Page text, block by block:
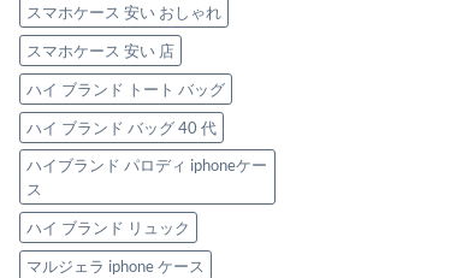
スマホケース 安い おしゃれ
スマホケース 安い 店
ハイ ブランド トート バッグ
ハイ ブランド バッグ 40 代
ハイブランド パロディ iphoneケー
ス
ハイ ブランド リュック
マルジェラ iphone ケース